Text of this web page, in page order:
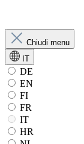
Chiudi menu
IT
DE
EN
FI
FR
IT
HR